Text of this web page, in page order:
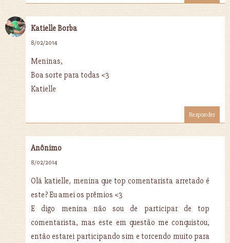
Katielle Borba
8/02/2014
Meninas,
Boa sorte para todas <3
Katielle
Responder
Anônimo
8/02/2014
Olá katielle, menina que top comentarista arretado é
este? Eu amei os prêmios <3
E digo menina não sou de participar de top
comentarista, mas este em questão me conquistou,
então estarei participando sim e torcendo muito para